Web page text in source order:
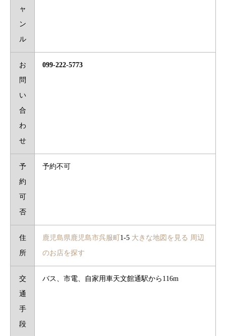
ャ
ン
ル
お
問
い
合
わ
せ
099-222-5773
予
約
可
否
予約不可
住
所
鹿児島県 鹿児島市呉服町 1-5 大きな地図を見る 周辺
のお店を探す
交
通
手
段
バス、市電、自家用車天文館通駅から116m